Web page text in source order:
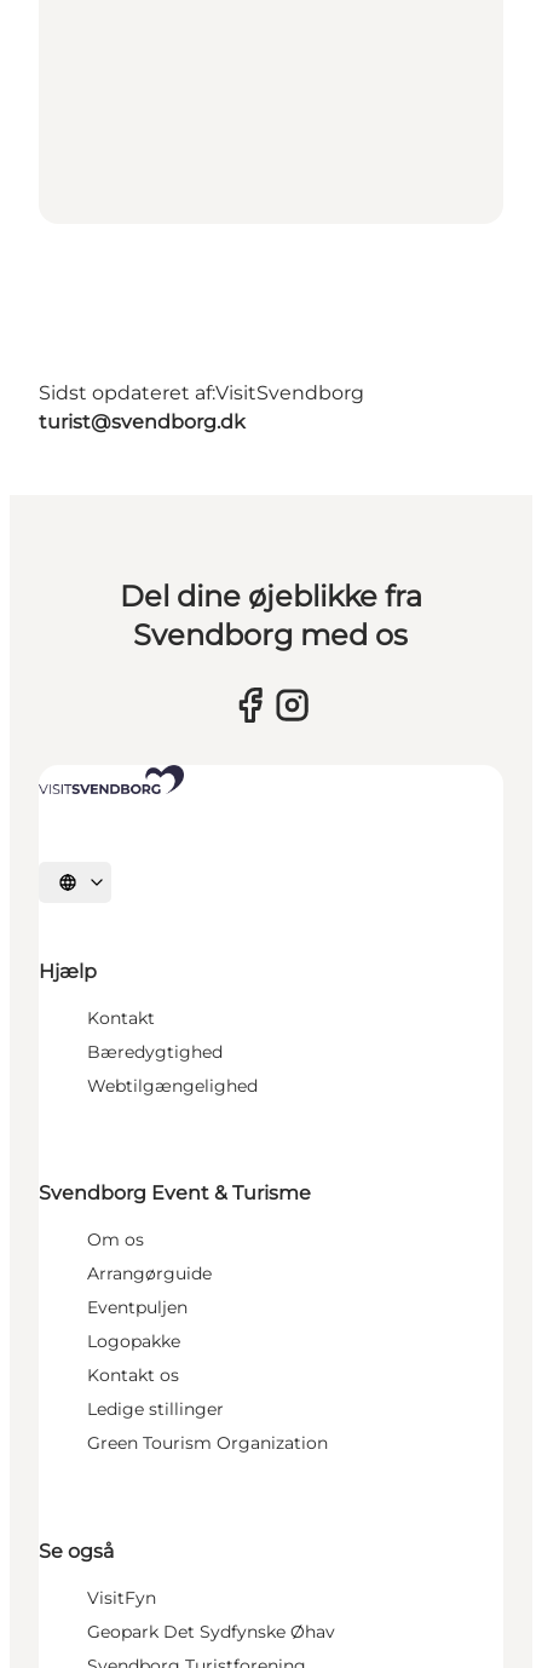
Sidst opdateret af:VisitSvendborg
turist@svendborg.dk
Del dine øjeblikke fra
Svendborg med os
Vælg sprog
Hjælp
Kontakt
Bæredygtighed
Webtilgængelighed
Svendborg Event & Turisme
Om os
Arrangørguide
Eventpuljen
Logopakke
Kontakt os
Ledige stillinger
Green Tourism Organization
Se også
VisitFyn
Geopark Det Sydfynske Øhav